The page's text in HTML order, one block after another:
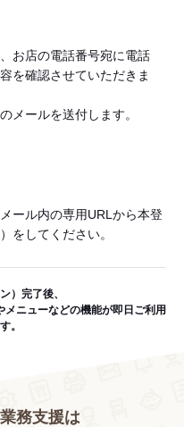
お店の電話番号宛に電話
を確認させていただきま
メールを送付します。
ール内の専用URLから本登
をしてください。
）完了後、
ニューなどの機能が即日ご利用
。
務支援は